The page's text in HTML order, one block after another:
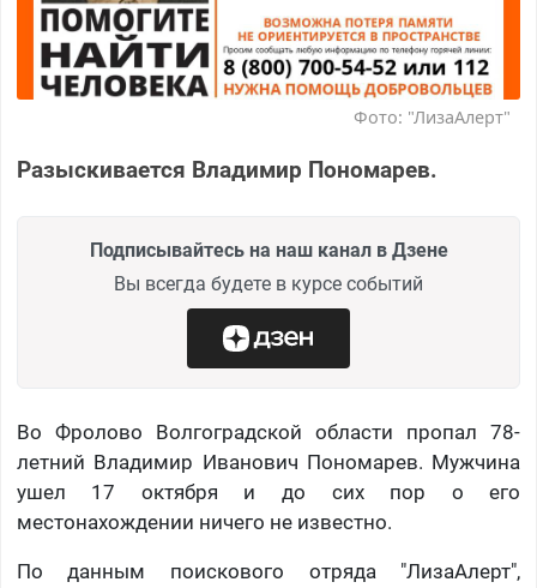
Фото: "ЛизаАлерт"
Разыскивается Владимир Пономарев.
Подписывайтесь на наш канал в Дзене
Вы всегда будете в курсе событий
Во Фролово Волгоградской области пропал 78-
летний Владимир Иванович Пономарев. Мужчина
ушел 17 октября и до сих пор о его
местонахождении ничего не известно.
По данным поискового отряда "ЛизаАлерт",